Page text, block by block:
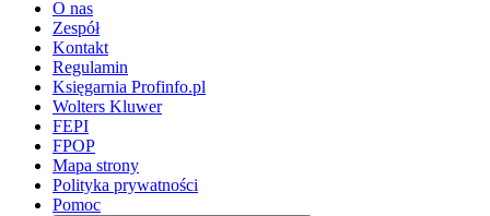
O nas
Zespół
Kontakt
Regulamin
Księgarnia Profinfo.pl
Wolters Kluwer
FEPI
FPOP
Mapa strony
Polityka prywatności
Pomoc